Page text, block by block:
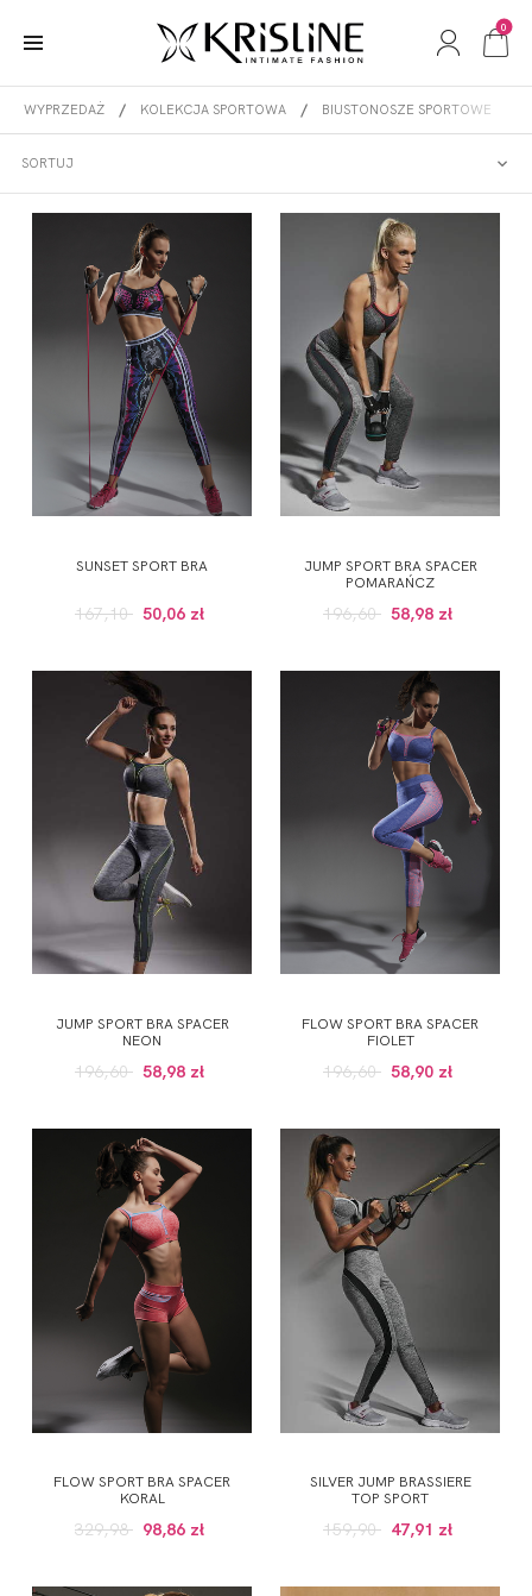
0
WYPRZEDAŻ KOLEKCJA SPORTOWA BIUSTONOSZE SPORTOWE
SORTUJ
BIUSTONOSZE SPORTOWE
SUNSET SPORT BRA
167,10 50,06 zł
JUMP SPORT BRA SPACER
POMARAŃCZ
196,60 58,98 zł
JUMP SPORT BRA SPACER
NEON
196,60 58,98 zł
FLOW SPORT BRA SPACER
FIOLET
196,60 58,90 zł
FLOW SPORT BRA SPACER
KORAL
329,98 98,86 zł
SILVER JUMP BRASSIERE
TOP SPORT
159,90 47,91 zł